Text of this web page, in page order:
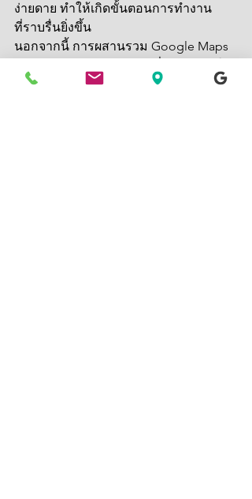
ง่ายดาย ทำให้เกิดขั้นตอนการทำงาน
ที่ราบรื่นยิ่งขึ้น
นอกจากนี้ การผสานรวม Google Maps
กับทีมที่ต้องพบปะกับลูกค้า โดยให้ข้อมูล